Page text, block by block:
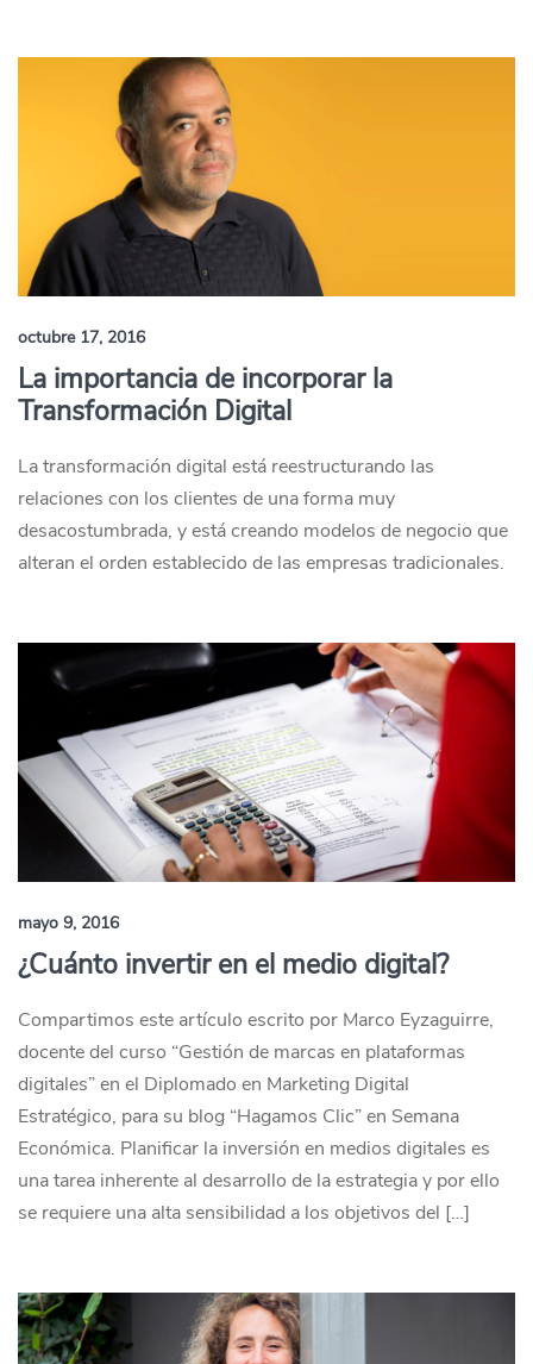
octubre 17, 2016
La importancia de incorporar la
Transformación Digital
La transformación digital está reestructurando las
relaciones con los clientes de una forma muy
desacostumbrada, y está creando modelos de negocio que
alteran el orden establecido de las empresas tradicionales.
mayo 9, 2016
¿Cuánto invertir en el medio digital?
Compartimos este artículo escrito por Marco Eyzaguirre,
docente del curso “Gestión de marcas en plataformas
digitales” en el Diplomado en Marketing Digital
Estratégico, para su blog “Hagamos Clic” en Semana
Económica. Planificar la inversión en medios digitales es
una tarea inherente al desarrollo de la estrategia y por ello
se requiere una alta sensibilidad a los objetivos del […]